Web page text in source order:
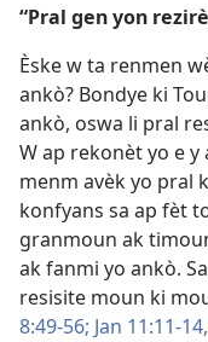
“Pral gen yon
Èske w ta renmen
ankò? Bondye ki
ankò, oswa li pral
W ap rekonèt yo e
menm avèk yo pral
konfyans sa ap fèt
granmoun ak
ak fanmi yo ankò.
resisite moun ki
8:49-56; Jan 11:11-14,